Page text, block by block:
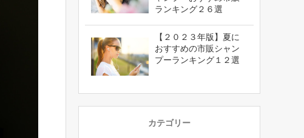
ランキング２６選
【２０２３年版】夏に
おすすめの市販シャン
プーランキング１２選
カテゴリー